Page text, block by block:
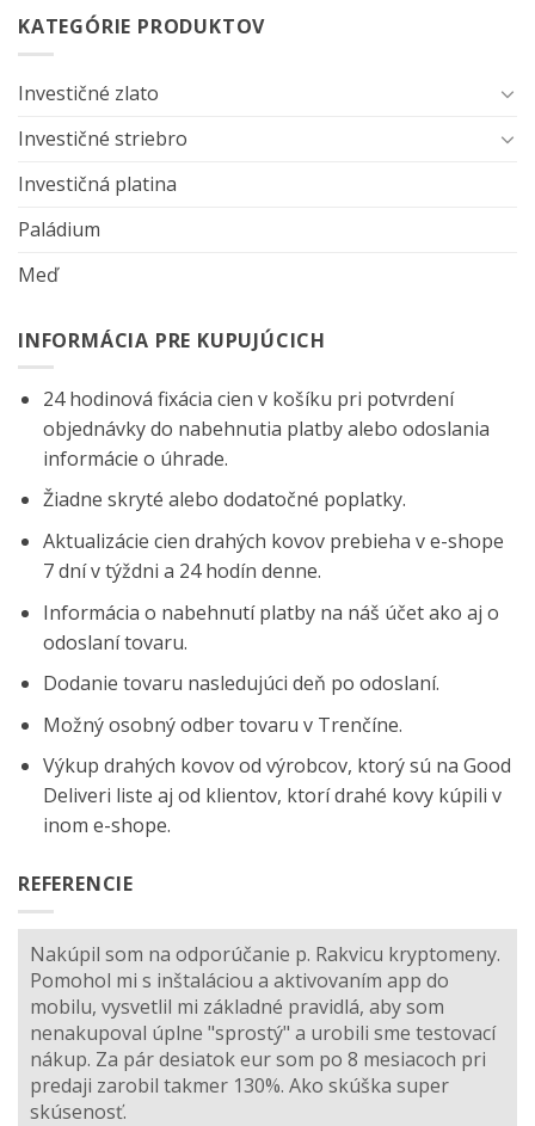
KATEGÓRIE PRODUKTOV
Investičné zlato
Investičné striebro
Investičná platina
Paládium
Meď
INFORMÁCIA PRE KUPUJÚCICH
24 hodinová fixácia cien v košíku pri potvrdení
objednávky do nabehnutia platby alebo odoslania
informácie o úhrade.
Žiadne skryté alebo dodatočné poplatky.
Aktualizácie cien drahých kovov prebieha v e-shope
7 dní v týždni a 24 hodín denne.
Informácia o nabehnutí platby na náš účet ako aj o
odoslaní tovaru.
Dodanie tovaru nasledujúci deň po odoslaní.
Možný osobný odber tovaru v Trenčíne.
Výkup drahých kovov od výrobcov, ktorý sú na Good
Deliveri liste aj od klientov, ktorí drahé kovy kúpili v
inom e-shope.
REFERENCIE
Nakúpil som na odporúčanie p. Rakvicu kryptomeny.
Pomohol mi s inštaláciou a aktivovaním app do
mobilu, vysvetlil mi základné pravidlá, aby som
nenakupoval úplne "sprostý" a urobili sme testovací
nákup. Za pár desiatok eur som po 8 mesiacoch pri
predaji zarobil takmer 130%. Ako skúška super
skúsenosť.